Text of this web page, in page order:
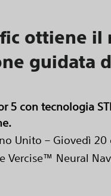
ottiene il
guidata
5 con tecnologia
Unito – Giovedì
Vercise™ Neural